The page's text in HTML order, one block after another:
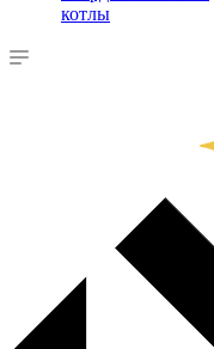
котлы